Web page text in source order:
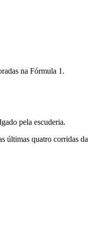
na Fórmula 1.
pela escuderia.
últimas quatro corridas da